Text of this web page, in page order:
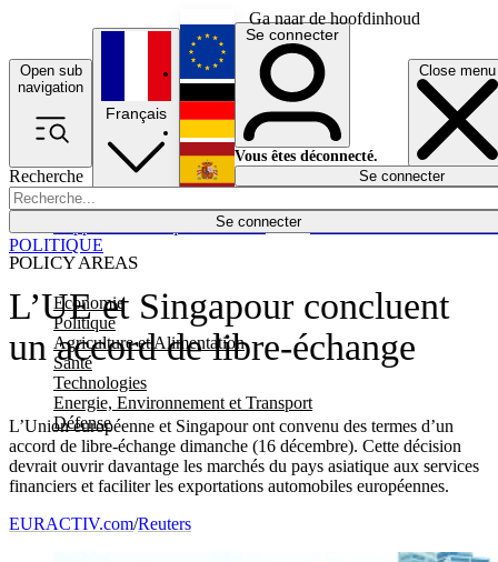
Ga naar de hoofdinhoud
Open sub
navigation
Close menu
Recherche
Se connecter
POLICY AREAS
Economie
Politique
Agriculture et Alimentation
Santé
Technologies
Energie, Environnement et Transport
Défense
Économie
Français
English
Deutsch
Español
Se connecter
Vous êtes déconnecté.
Se connecter
L’UE et Singapour concluent
un accord de libre-échange
L’Union européenne et Singapour ont convenu des termes d’un
accord de libre-échange dimanche (16 décembre). Cette décision
devrait ouvrir davantage les marchés du pays asiatique aux services
financiers et faciliter les exportations automobiles européennes.
POLITIQUE
EURACTIV.com/Reuters